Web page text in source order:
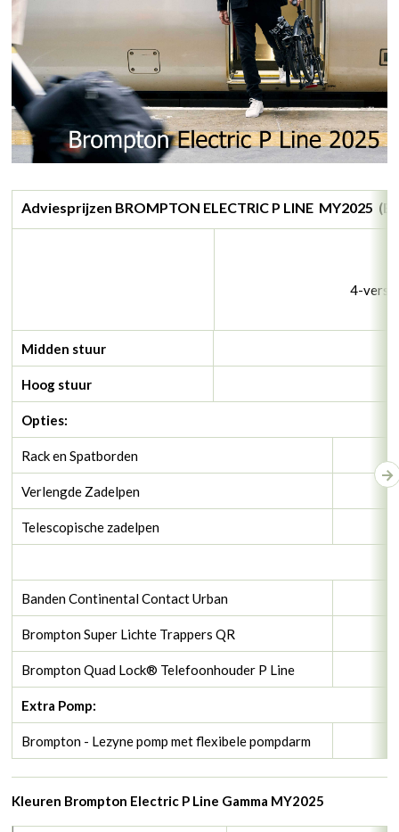
Adviesprijzen BROMPTON ELECTRIC P LINE MY2025
4-
Midden stuur
Hoog stuur
Opties:
Rack en Spatborden
Verlengde Zadelpen
Telescopische zadelpen
Banden Continental Contact Urban
Brompton Super Lichte Trappers QR
Brompton Quad Lock® Telefoonhouder P Line
Extra Pomp:
Brompton - Lezyne pomp met flexibele pompdarm
Kleuren Brompton Electric P Line Gamma MY2025